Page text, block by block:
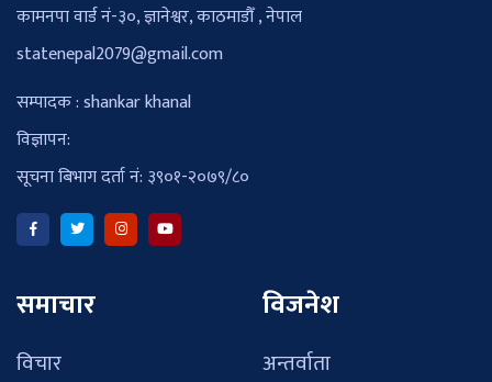
कामनपा वार्ड नं-३०, ज्ञानेश्वर, काठमाडौँ , नेपाल
statenepal2079@gmail.com
सम्पादक : shankar khanal
विज्ञापन:
सूचना बिभाग दर्ता नं: ३९०१-२०७९/८०
समाचार
विचार
विजनेश
अन्तर्वाता